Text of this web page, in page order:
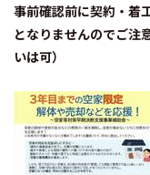
事前確認前に契約・着
となりませんのでご注
いは可）